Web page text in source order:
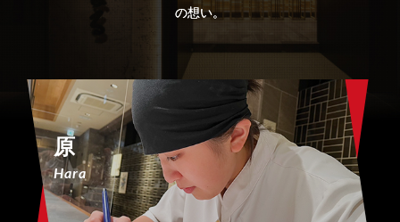
の想い。
原
Hara